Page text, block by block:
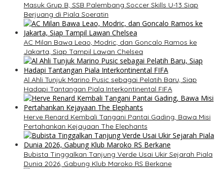
Masuk Grup B, SSB Palembang Soccer Skills U-13 Siap
Berjuang di Piala Soeratin
AC Milan Bawa Leao, Modric, dan Goncalo Ramos ke
Jakarta, Siap Tampil Lawan Chelsea
Al Ahli Tunjuk Marino Pusic sebagai Pelatih Baru, Siap
Hadapi Tantangan Piala Interkontinental FIFA
Herve Renard Kembali Tangani Pantai Gading, Bawa Misi
Pertahankan Kejayaan The Elephants
Bubista Tinggalkan Tanjung Verde Usai Ukir Sejarah Piala
Dunia 2026, Gabung Klub Maroko RS Berkane